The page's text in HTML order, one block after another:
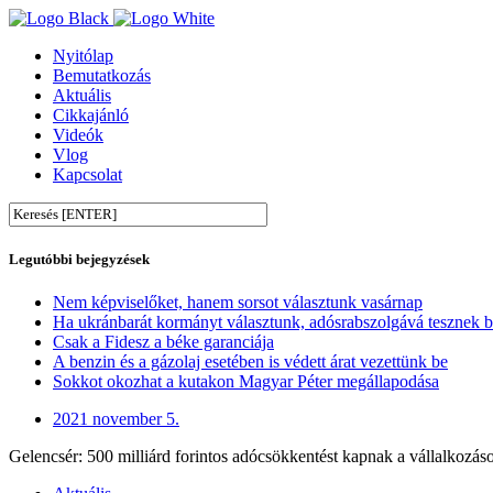
Nyitólap
Bemutatkozás
Aktuális
Cikkajánló
Videók
Vlog
Kapcsolat
Legutóbbi bejegyzések
Nem képviselőket, hanem sorsot választunk vasárnap
Ha ukránbarát kormányt választunk, adósrabszolgává tesznek
Csak a Fidesz a béke garanciája
A benzin és a gázolaj esetében is védett árat vezettünk be
Sokkot okozhat a kutakon Magyar Péter megállapodása
2021 november 5.
Gelencsér: 500 milliárd forintos adócsökkentést kapnak a